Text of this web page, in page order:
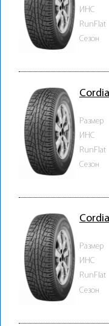
ИНС
RunFlat
Сезон
Размер
ИНС
RunFlat
Сезон
Размер
ИНС
RunFlat
Сезон